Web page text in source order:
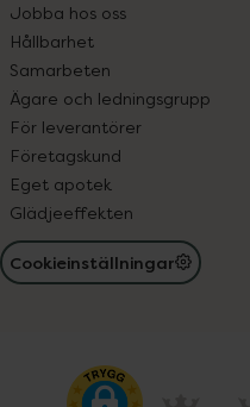
Jobba hos oss
Hållbarhet
Samarbeten
Ägare och ledningsgrupp
För leverantörer
Företagskund
Eget apotek
Glädjeeffekten
Cookieinställningar